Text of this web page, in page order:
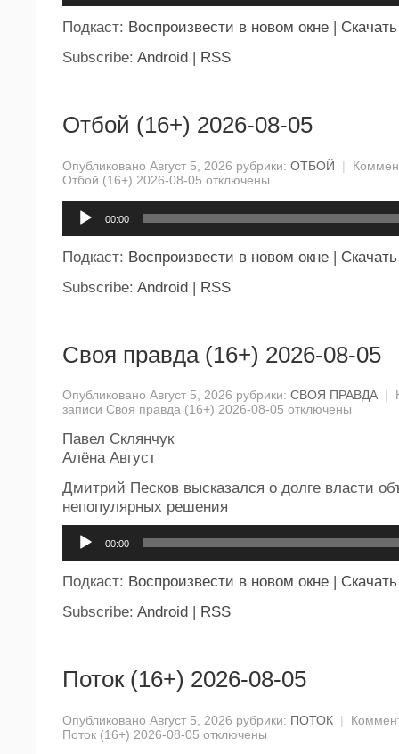
Подкаст: Воспроизвести в новом окне
Скачать
Subscribe: Android RSS
Отбой (16+) 2026-08-05
Опубликовано Август 5, 2026 рубрики: ОТБОЙ |
Отбой (16+) 2026-08-05 отключены
00:00
Подкаст: Воспроизвести в новом окне | Скачать
Subscribe: Android | RSS
Своя правда (16+) 2026-08-05
Опубликовано Август 5, 2026 рубрики: СВОЯ ПРАВДА |
записи Своя правда (16+) 2026-08-05 отключены
Павел Склянчук
Алёна Август
Дмитрий Песков высказался о долге власти
непопулярных решения
00:00
Подкаст: Воспроизвести в новом окне
Скачать
Subscribe: Android RSS
Поток (16+) 2026-08-05
Опубликовано Август 5, 2026 рубрики: ПОТОК |
Поток (16+) 2026-08-05 отключены